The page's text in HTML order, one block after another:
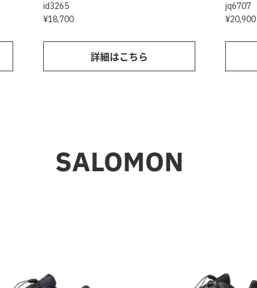
id3265
¥18,700
詳細はこちら
jq6707
¥20,900
SALOMON